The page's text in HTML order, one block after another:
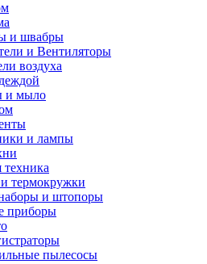
и швабры
и Вентиляторы
воздуха
и мыло
и лампы
техника
термокружки
и штопоры
приборы
пылесосы